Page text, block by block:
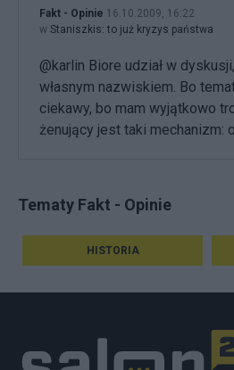
Fakt - Opinie 16.10.2009, 16:22
w Staniszkis: to już kryzys państwa
@karlin Biore udział w
własnym nazwiskiem. Bo
ciekawy, bo mam wyjątkowo
żenujący jest taki mechanizm:
Tematy Fakt - Opinie
HISTORIA